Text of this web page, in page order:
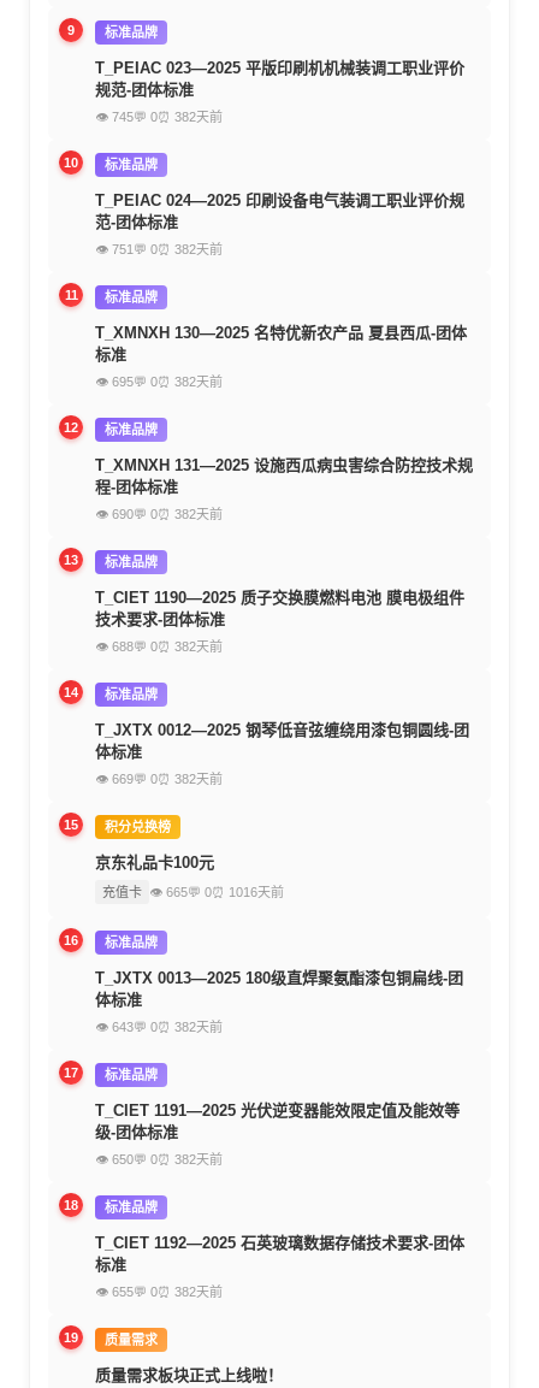
9 标准品牌
T_PEIAC 023—2025 平版印刷机机械装调工职业评价
规范-团体标准
👁 745💬 0⏰ 382天前
10 标准品牌
T_PEIAC 024—2025 印刷设备电气装调工职业评价规
范-团体标准
👁 751 💬 0⏰ 382天前
11 标准品牌
T_XMNXH 130—2025 名特优新农产品 夏县西瓜-团体
标准
👁 695💬 0⏰ 382天前
12 标准品牌
T_XMNXH 131—2025 设施西瓜病虫害综合防控技术规
程-团体标准
👁 690💬 0⏰ 382天前
13 标准品牌
T_CIET 1190—2025 质子交换膜燃料电池 膜电极组件
技术要求-团体标准
👁 688💬 0⏰ 382天前
14 标准品牌
T_JXTX 0012—2025 钢琴低音弦缠绕用漆包铜圆线-团
体标准
👁 669💬 0⏰ 382天前
15 积分兑换榜
京东礼品卡100元
充值卡 👁 665💬 0⏰ 1016天前
16 标准品牌
T_JXTX 0013—2025 180级直焊聚氨酯漆包铜扁线-团
体标准
👁 643💬 0⏰ 382天前
17 标准品牌
T_CIET 1191—2025 光伏逆变器能效限定值及能效等
级-团体标准
👁 650💬 0⏰ 382天前
18 标准品牌
T_CIET 1192—2025 石英玻璃数据存储技术要求-团体
标准
👁 655💬 0⏰ 382天前
19 质量需求
质量需求板块正式上线啦！